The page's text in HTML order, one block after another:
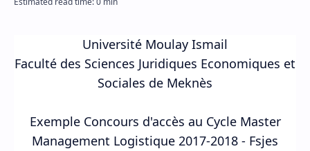
Université Moulay Ismail
Faculté des Sciences Juridiques Economiques et
Sociales de Meknès
Exemple Concours d'accès au Cycle Master
Management Logistique 2017-2018 - Fsjes